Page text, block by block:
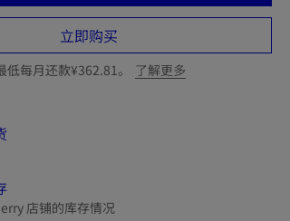
立即购买
每月还款¥362.81。 了解更多
店铺的库存情况